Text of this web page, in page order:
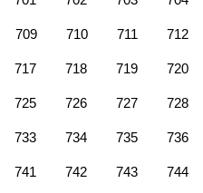
709 710 711 712
717 718 719 720
725 726 727 728
733 734 735 736
741 742 743 744